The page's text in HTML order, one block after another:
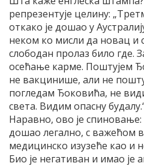
репрезентује целину:
откако је дошао у
неком ко мисли да новац и
слободан пролаз било где.
осећање карме. Поштујем
не вакцинише, али не
погледам Ђоковића, не
света. Видим опасну
Наравно, ово је спиновање:
дошао легално, с важећом
медицинско изузеће као и
Био је негативан и имао је